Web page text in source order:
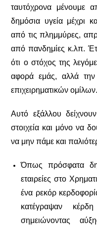
ταυτόχρονα μένουμε
δημόσια υγεία μέχρι
από τις πλημμύρες,
από πανδημίες κ.λπ.
ότι ο στόχος της
αφορά εμάς, αλλά
επιχειρηματικών ομίλων.
Αυτό εξάλλου
στοιχεία και μόνο να
να μην πάμε και
Όπως πρόσφατα
εταιρείες στο
ένα ρεκόρ
κατέγραψαν
σημειώνοντας